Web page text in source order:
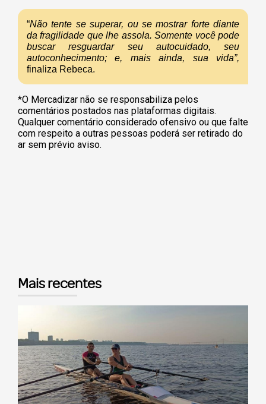
“Não tente se superar, ou se mostrar forte diante
da fragilidade que lhe assola. Somente você pode
buscar resguardar seu autocuidado, seu
autoconhecimento; e, mais ainda, sua vida”,
finaliza Rebeca.
*O Mercadizar não se responsabiliza pelos
comentários postados nas plataformas digitais.
Qualquer comentário considerado ofensivo ou que falte
com respeito a outras pessoas poderá ser retirado do
ar sem prévio aviso.
Mais recentes